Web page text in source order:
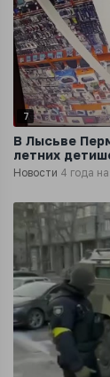
7
В Лысьве
летних
магазине DNS
Новости 4 года